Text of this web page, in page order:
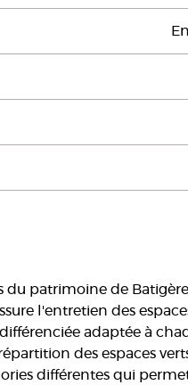
du patrimoine de
l'entretien des
adaptée à
des espaces
différentes qui